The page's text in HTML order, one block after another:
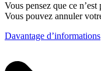
Vous pensez que ce
Vous pouvez annuler
Davantage d’informations